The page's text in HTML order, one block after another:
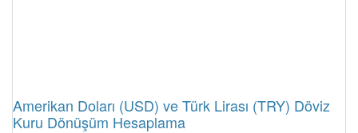
Amerikan Doları (USD) ve Türk Lirası (TRY) Döviz
Kuru Dönüşüm Hesaplama